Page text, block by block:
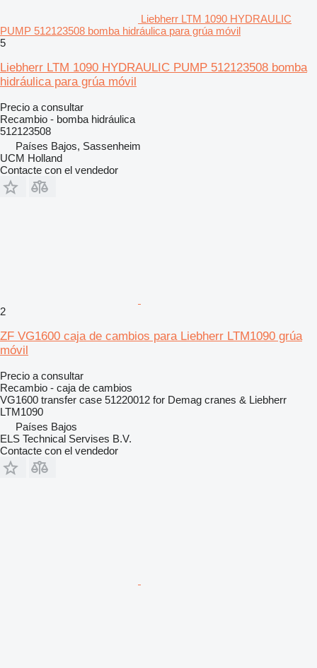
Liebherr LTM 1090 HYDRAULIC
PUMP 512123508 bomba hidráulica para grúa móvil
5
Liebherr LTM 1090 HYDRAULIC PUMP 512123508 bomba
hidráulica para grúa móvil
Precio a consultar
Recambio - bomba hidráulica
512123508
Países Bajos, Sassenheim
UCM Holland
Contacte con el vendedor
2
ZF VG1600 caja de cambios para Liebherr LTM1090 grúa
móvil
Precio a consultar
Recambio - caja de cambios
VG1600 transfer case 51220012 for Demag cranes & Liebherr
LTM1090
Países Bajos
ELS Technical Servises B.V.
Contacte con el vendedor